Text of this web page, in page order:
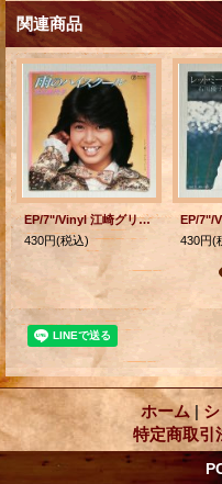
関連商品
EP/7"/Vinyl 江崎グリコ コロンCMソング 雨のハイスクール/ワンサイデッド・ラブ 芳本美代子 (1985) TEICHIKU
430円(税込)
430円(
ホーム |
特定商取引